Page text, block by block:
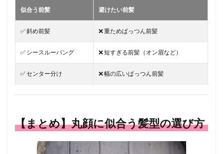
似合う前髪 避けたい前髪
✅ 斜め前髪 ❌ 重ためぱっつん前髪
✅ シースルーバング ❌ 短すぎる前髪（オン眉など）
✅ センター分け ❌ 幅の広いぱっつん前髪
【まとめ】丸顔に似合う髪型の選び方